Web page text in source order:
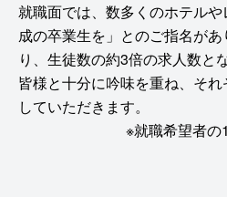
就職面では、数多くのホテル
成の卒業生を」とのご指名が
り、生徒数の約3倍の求人数と
皆様と十分に吟味を重ね、そ
していただきます。
※就職希望者の